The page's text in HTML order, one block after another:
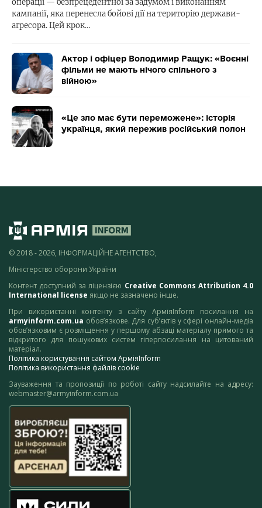
кампанії, яка перенесла бойові дії на територію держави-
агресора. Цей крок…
Актор і офіцер Володимир Ращук: «Воєнні
фільми не мають нічого спільного з
війною»
«Це зло має бути переможене»: історія
українця, який пережив російський полон
© 2018 - 2026, ІНФОРМАЦІЙНЕ АГЕНТСТВО,
Міністерство оборони України
Контент доступний за ліцензією Creative Commons Attribution 4.0
International license якщо не зазначено інше.
При використанні контенту з сайту АрміяInform посилання на
armyinform.com.ua обов’язкове. Для суб’єктів у сфері онлайн-медіа
обов’язковим є розміщення у першому абзаці матеріалу прямого та
відкритого для пошукових систем гіперпосилання на цитований
матеріал.
Політика користування сайтом АрміяInform
Політика використання файлів cookie
Зауваження та пропозиції по роботі сайту надсилайте на адресу:
webmaster@armyinform.com.ua